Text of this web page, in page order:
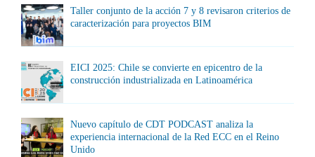
Taller conjunto de la acción 7 y 8 revisaron criterios de
caracterización para proyectos BIM
EICI 2025: Chile se convierte en epicentro de la
construcción industrializada en Latinoamérica
Nuevo capítulo de CDT PODCAST analiza la
experiencia internacional de la Red ECC en el Reino
Unido